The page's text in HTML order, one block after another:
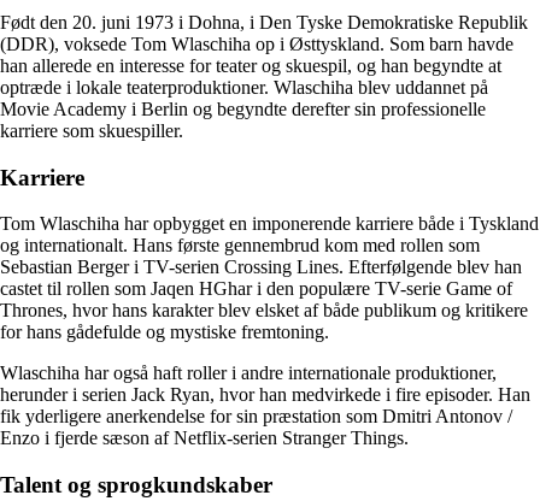
Født den 20. juni 1973 i Dohna, i Den Tyske Demokratiske Republik
(DDR), voksede Tom Wlaschiha op i Østtyskland. Som barn havde
han allerede en interesse for teater og skuespil, og han begyndte at
optræde i lokale teaterproduktioner. Wlaschiha blev uddannet på
Movie Academy i Berlin og begyndte derefter sin professionelle
karriere som skuespiller.
Karriere
Tom Wlaschiha har opbygget en imponerende karriere både i Tyskland
og internationalt. Hans første gennembrud kom med rollen som
Sebastian Berger i TV-serien Crossing Lines. Efterfølgende blev han
castet til rollen som Jaqen HGhar i den populære TV-serie Game of
Thrones, hvor hans karakter blev elsket af både publikum og kritikere
for hans gådefulde og mystiske fremtoning.
Wlaschiha har også haft roller i andre internationale produktioner,
herunder i serien Jack Ryan, hvor han medvirkede i fire episoder. Han
fik yderligere anerkendelse for sin præstation som Dmitri Antonov /
Enzo i fjerde sæson af Netflix-serien Stranger Things.
Talent og sprogkundskaber